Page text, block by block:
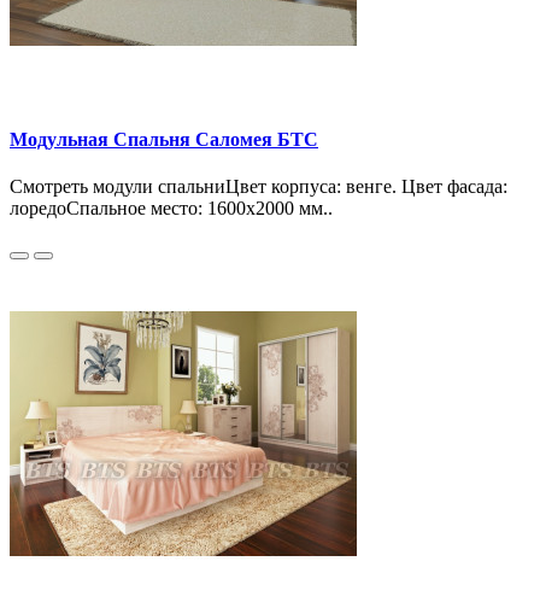
Модульная Спальня Саломея БТС
Смотреть модули спальниЦвет корпуса: венге. Цвет фасада:
лоредоСпальное место: 1600х2000 мм..